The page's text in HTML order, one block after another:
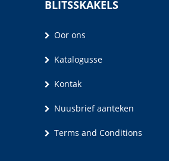
BLITSSKAKELS
Oor ons
Katalogusse
Kontak
Nuusbrief aanteken
Terms and Conditions